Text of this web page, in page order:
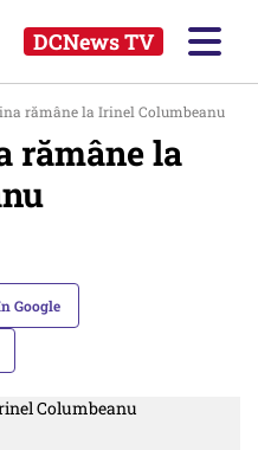
DCNews TV
rămâne la Irinel Columbeanu
rămâne la
Google